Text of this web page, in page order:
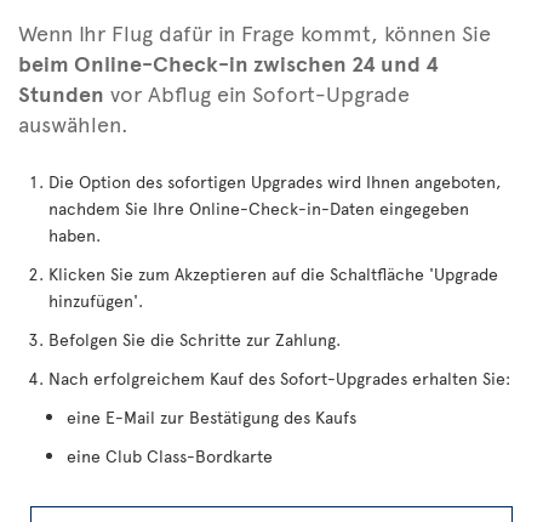
Wenn Ihr Flug dafür in Frage kommt, können Sie
beim Online-Check-in zwischen 24 und 4
Stunden vor Abflug ein Sofort-Upgrade
auswählen.
Die Option des sofortigen Upgrades wird Ihnen angeboten,
nachdem Sie Ihre Online-Check-in-Daten eingegeben
haben.
Klicken Sie zum Akzeptieren auf die Schaltfläche 'Upgrade
hinzufügen'.
Befolgen Sie die Schritte zur Zahlung.
Nach erfolgreichem Kauf des Sofort-Upgrades erhalten Sie:
eine E-Mail zur Bestätigung des Kaufs
eine Club Class-Bordkarte